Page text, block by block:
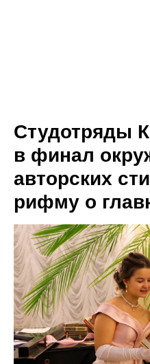
Студотряды
в финал
авторских
рифму о